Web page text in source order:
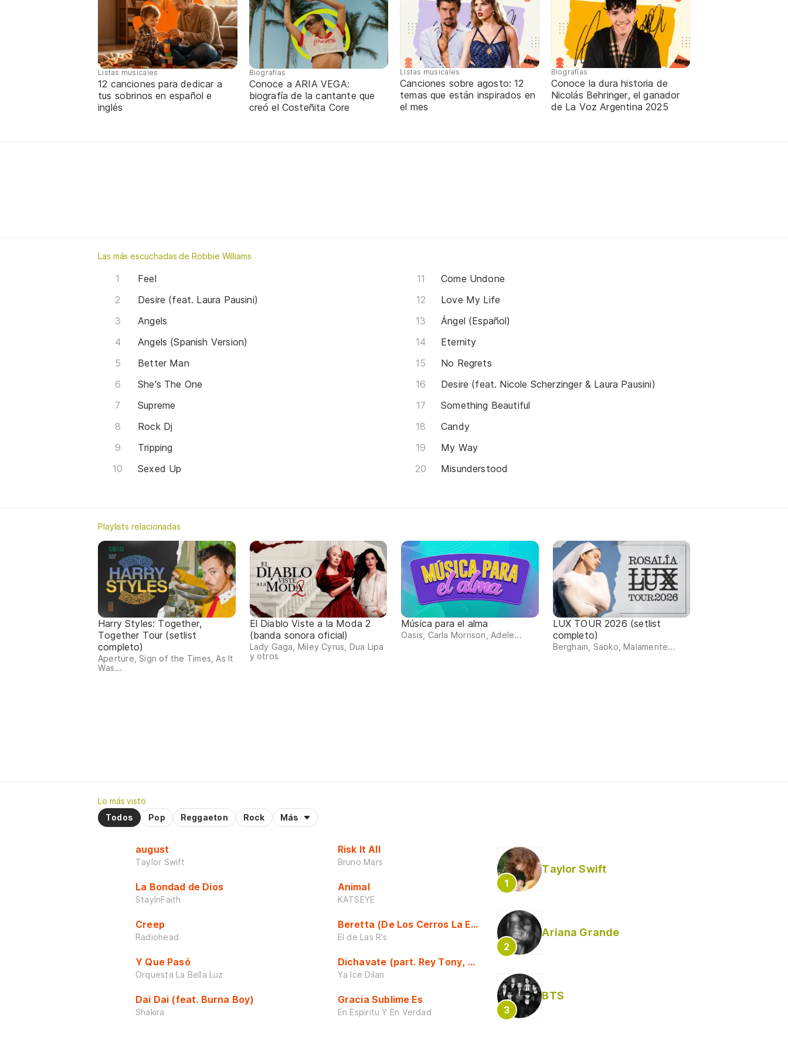
Listas musicales
12 canciones para dedicar a
tus sobrinos en español e
inglés
Biografías
Conoce a ARIA VEGA:
biografía de la cantante que
creó el Costeñita Core
Listas musicales
Canciones sobre agosto: 12
temas que están inspirados en
el mes
Biografías
Conoce la dura historia de
Nicolás Behringer, el ganador
de La Voz Argentina 2025
Las más escuchadas de Robbie Williams
Feel
Desire (feat. Laura Pausini)
Angels
Angels (Spanish Version)
Better Man
She's The One
Supreme
Rock Dj
Tripping
Sexed Up
Come Undone
Love My Life
Ángel (Español)
Eternity
No Regrets
Desire (feat. Nicole Scherzinger & Laura Pausini)
Something Beautiful
Candy
My Way
Misunderstood
Playlists relacionadas
Harry Styles: Together,
Together Tour (setlist
completo)
Aperture, Sign of the Times, As It
Was...
El Diablo Viste a la Moda 2
(banda sonora oficial)
Lady Gaga, Miley Cyrus, Dua Lipa
y otros
Música para el alma
Oasis, Carla Morrison, Adele...
LUX TOUR 2026 (setlist
completo)
Berghain, Saoko, Malamente...
Lo más visto
Todos
Pop Reggaeton Rock Más
august
Taylor Swift
La Bondad de Dios
StayInFaith
Creep
Radiohead
Y Que Pasó
Orquesta La Bella Luz
Dai Dai (feat. Burna Boy)
Shakira
Risk It All
Bruno Mars
Animal
KATSEYE
Beretta (De Los Cerros La Escuela)
El de Las R's
Dichavate (part. Rey Tony, Dj Honda y Helabusador) [explícita]
Ya Ice Dilan
Gracia Sublime Es
En Espiritu Y En Verdad
Taylor Swift
Ariana Grande
BTS